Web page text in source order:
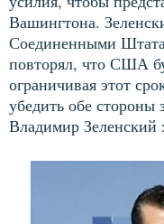
Вашингтона.
Соединенными
повторял, что США
ограничивая этот
убедить обе стороны
Владимир Зеленский